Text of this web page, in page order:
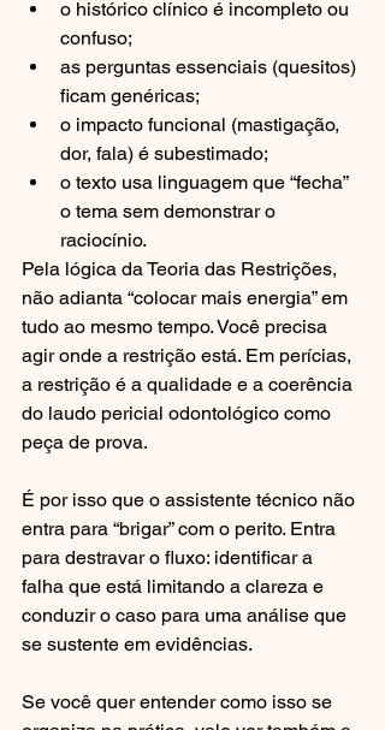
o histórico clínico é incompleto ou
confuso;
as perguntas essenciais (quesitos)
ficam genéricas;
o impacto funcional (mastigação,
dor, fala) é subestimado;
o texto usa linguagem que “fecha”
o tema sem demonstrar o
raciocínio.
Pela lógica da Teoria das Restrições,
não adianta “colocar mais energia” em
tudo ao mesmo tempo. Você precisa
agir onde a restrição está. Em perícias,
a restrição é a qualidade e a coerência
do laudo pericial odontológico como
peça de prova.
É por isso que o assistente técnico não
entra para “brigar” com o perito. Entra
para destravar o fluxo: identificar a
falha que está limitando a clareza e
conduzir o caso para uma análise que
se sustente em evidências.
Se você quer entender como isso se